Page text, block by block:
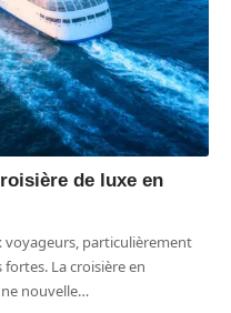
de luxe en
particulièrement
La croisière en
nouvelle…